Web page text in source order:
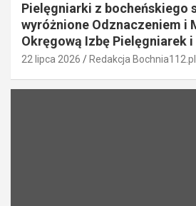
Pielęgniarki z bocheńskiego
wyróżnione Odznaczeniem i
Okręgową Izbę Pielęgniarek i
22 lipca 2026 Redakcja Bochnia112.pl